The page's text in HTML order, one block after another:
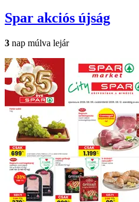
Spar akciós újság
3 nap múlva lejár